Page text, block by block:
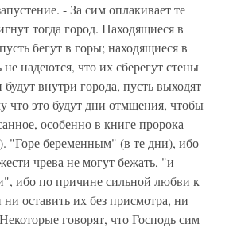
- За сим оплакивает те
тогда город. Находящиеся в
бегут в горы; находящиеся в
не надеются, что их сберегут стены
внутри города, пусть выходят
что это будут дни отмщения, чтобы
особенно в книге пророка
"Горе беременным" (в те дни), ибо
чрева не могут бежать, "и
ибо по причине сильной любви к
оставить их без присмотра, ни
говорят, что Господь сим